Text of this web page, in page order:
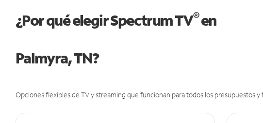
¿Por qué elegir Spectrum TV®en
Palmyra, TN?
Opciones flexibles de TV y streaming que funcionan para todos los presupuestos y